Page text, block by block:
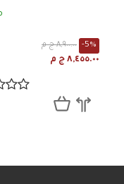
٨,٩٠٠.٠٠ ج م -5%
٨,٤٥٥.٠٠ ج م